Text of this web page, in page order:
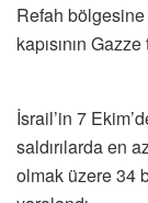
Refah bölgesine
kapısının
İsrail’in 7
saldırılarda en
olmak üzere 34